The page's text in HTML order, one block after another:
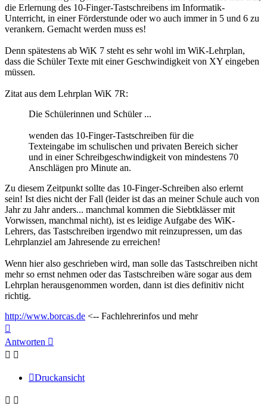
die Erlernung des 10-Finger-Tastschreibens im Informatik-
Unterricht, in einer Förderstunde oder wo auch immer in 5 und 6 zu
verankern. Gemacht werden muss es!
Denn spätestens ab WiK 7 steht es sehr wohl im WiK-Lehrplan,
dass die Schüler Texte mit einer Geschwindigkeit von XY eingeben
müssen.
Zitat aus dem Lehrplan WiK 7R:
Die Schülerinnen und Schüler ...
wenden das 10-Finger-Tastschreiben für die
Texteingabe im schulischen und privaten Bereich sicher
und in einer Schreibgeschwindigkeit von mindestens 70
Anschlägen pro Minute an.
Zu diesem Zeitpunkt sollte das 10-Finger-Schreiben also erlernt
sein! Ist dies nicht der Fall (leider ist das an meiner Schule auch von
Jahr zu Jahr anders... manchmal kommen die Siebtklässer mit
Vorwissen, manchmal nicht), ist es leidige Aufgabe des WiK-
Lehrers, das Tastschreiben irgendwo mit reinzupressen, um das
Lehrplanziel am Jahresende zu erreichen!
Wenn hier also geschrieben wird, man solle das Tastschreiben nicht
mehr so ernst nehmen oder das Tastschreiben wäre sogar aus dem
Lehrplan herausgenommen worden, dann ist dies definitiv nicht
richtig.
http://www.borcas.de <-- Fachlehrerinfos und mehr
oben
Antworten
Druckansicht